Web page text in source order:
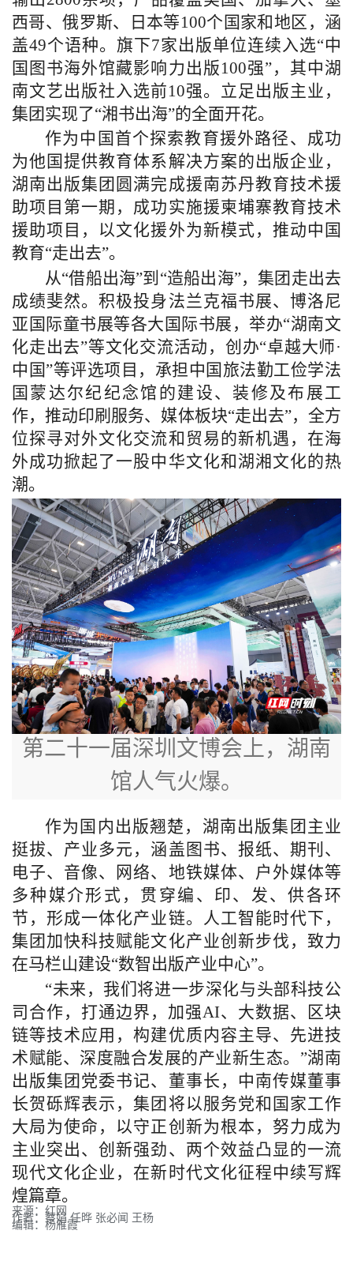
西哥、俄罗斯、日本等100个国家和地区，涵
盖49个语种。旗下7家出版单位连续入选“中
国图书海外馆藏影响力出版100强”，其中湖
南文艺出版社入选前10强。立足出版主业，
集团实现了“湘书出海”的全面开花。
作为中国首个探索教育援外路径、成功
为他国提供教育体系解决方案的出版企业，
湖南出版集团圆满完成援南苏丹教育技术援
助项目第一期，成功实施援柬埔寨教育技术
援助项目，以文化援外为新模式，推动中国
教育“走出去”。
从“借船出海”到“造船出海”，集团走出去
成绩斐然。积极投身法兰克福书展、博洛尼
亚国际童书展等各大国际书展，举办“湖南文
化走出去”等文化交流活动，创办“卓越大师·
中国”等评选项目，承担中国旅法勤工俭学法
国蒙达尔纪纪念馆的建设、装修及布展工
作，推动印刷服务、媒体板块“走出去”，全方
位探寻对外文化交流和贸易的新机遇，在海
外成功掀起了一股中华文化和湖湘文化的热
潮。
第二十一届深圳文博会上，湖南
馆人气火爆。
作为国内出版翘楚，湖南出版集团主业
挺拔、产业多元，涵盖图书、报纸、期刊、
电子、音像、网络、地铁媒体、户外媒体等
多种媒介形式，贯穿编、印、发、供各环
节，形成一体化产业链。人工智能时代下，
集团加快科技赋能文化产业创新步伐，致力
在马栏山建设“数智出版产业中心”。
“未来，我们将进一步深化与头部科技公
司合作，打通边界，加强AI、大数据、区块
链等技术应用，构建优质内容主导、先进技
术赋能、深度融合发展的产业新生态。”湖南
出版集团党委书记、董事长，中南传媒董事
长贺砾辉表示，集团将以服务党和国家工作
大局为使命，以守正创新为根本，努力成为
主业突出、创新强劲、两个效益凸显的一流
现代文化企业，在新时代文化征程中续写辉
煌篇章。
来源：红网
作者：蔡娟 任晔 张必闻 王杨
编辑：杨雁霞